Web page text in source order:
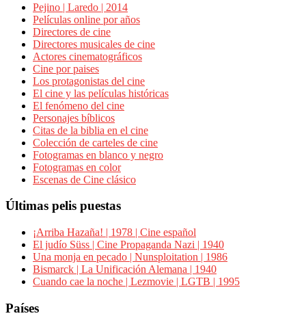
Pejino | Laredo | 2014
Películas online por años
Directores de cine
Directores musicales de cine
Actores cinematográficos
Cine por paises
Los protagonistas del cine
El cine y las películas históricas
El fenómeno del cine
Personajes bíblicos
Citas de la biblia en el cine
Colección de carteles de cine
Fotogramas en blanco y negro
Fotogramas en color
Escenas de Cine clásico
Últimas pelis puestas
¡Arriba Hazaña! | 1978 | Cine español
El judío Süss | Cine Propaganda Nazi | 1940
Una monja en pecado | Nunsploitation | 1986
Bismarck | La Unificación Alemana | 1940
Cuando cae la noche | Lezmovie | LGTB | 1995
Países